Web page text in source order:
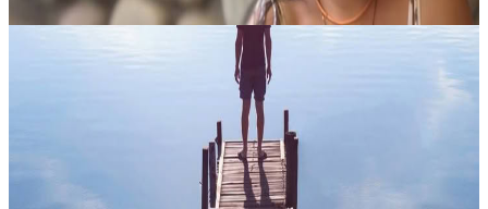
Bull River, Canada
Laboratorio pratico su corpo e consapevolezza
Un laboratorio esperienziale pensato per approfondire il legame tra
consapevolezza corporea, contatto e presenza interiore. Attraverso
una sequenza guidata con cura, i partecipanti sono invitati ad am...